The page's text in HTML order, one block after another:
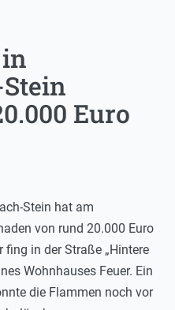
Euro
Stein hat am
von rund 20.000 Euro
fing in der Straße „Hintere
Wohnhauses Feuer. Ein
die Flammen noch vor